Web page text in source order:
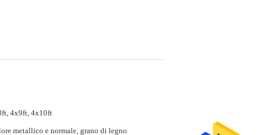
4x9ft, 4x10ft
metallico e normale, grano di legno